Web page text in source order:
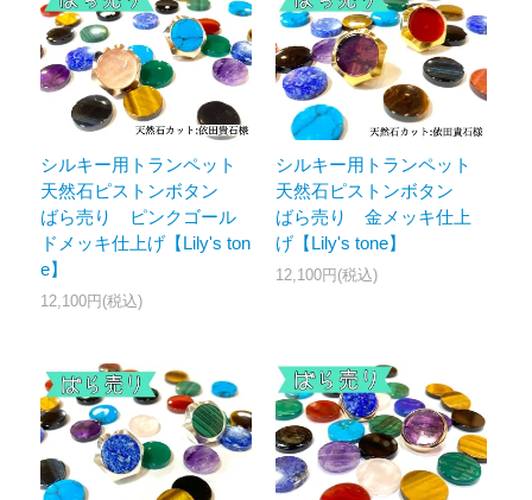
シルキー用トランペット
天然石ピストンボタン
ばら売り ピンクゴール
ドメッキ仕上げ【Lily's ton
e】
12,100円(税込)
シルキー用トランペット
天然石ピストンボタン
ばら売り 金メッキ仕上
げ【Lily's tone】
12,100円(税込)